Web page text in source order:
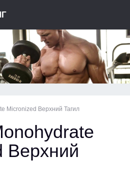
Micronized Верхний Тагил
Верхний